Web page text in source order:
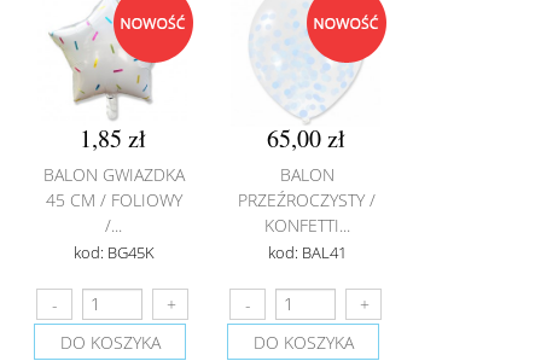
1,85 zł
BALON GWIAZDKA
45 CM / FOLIOWY
/...
kod: BG45K
DO KOSZYKA
65,00 zł
BALON
PRZEŹROCZYSTY /
KONFETTI...
kod: BAL41
DO KOSZYKA